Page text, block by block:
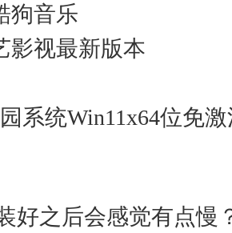
狗音乐
影视最新版本
系统Win11x64位免
好之后会感觉有点慢